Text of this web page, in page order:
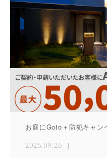
お庭にGoto＋防犯キャン
2025.09.26